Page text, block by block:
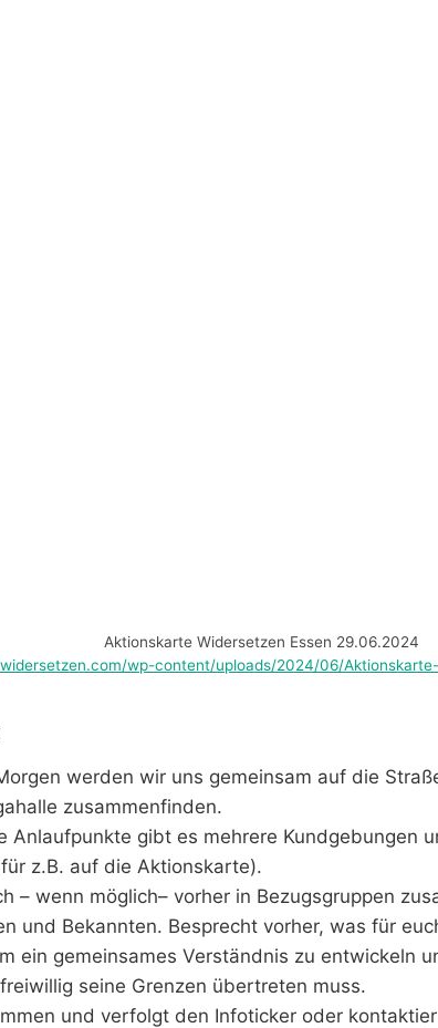
Aktionskarte Widersetzen Essen 29.06.2024
wp-content/uploads/2024/06/Aktionskarte-
werden wir uns gemeinsam auf die
zusammenfinden.
Anlaufpunkte gibt es mehrere Kundgebungen
z.B. auf die Aktionskarte).
– wenn möglich– vorher in Bezugsgruppen
und Bekannten. Besprecht vorher, was für
ein gemeinsames Verständnis zu entwickeln
seine Grenzen übertreten muss.
und verfolgt den Infoticker oder